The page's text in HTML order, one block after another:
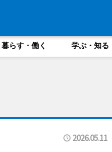
暮らす・働く 学ぶ・知る
2026.05.11